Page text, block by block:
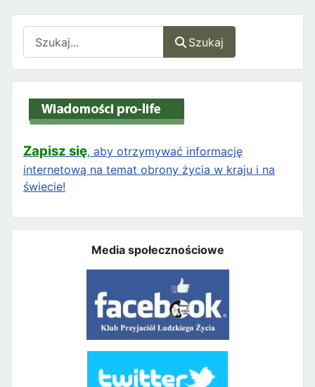
Szukaj
Zapisz się, aby otrzymywać informację
internetową na temat obrony życia w kraju i na
świecie!
Media społecznościowe